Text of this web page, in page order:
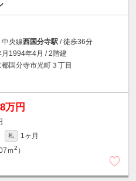
中央線西国分寺駅 / 徒歩36分
月1994年4月 / 2階建
都国分寺市光町３丁目
万円
礼
1ヶ月
ｍ2 ）